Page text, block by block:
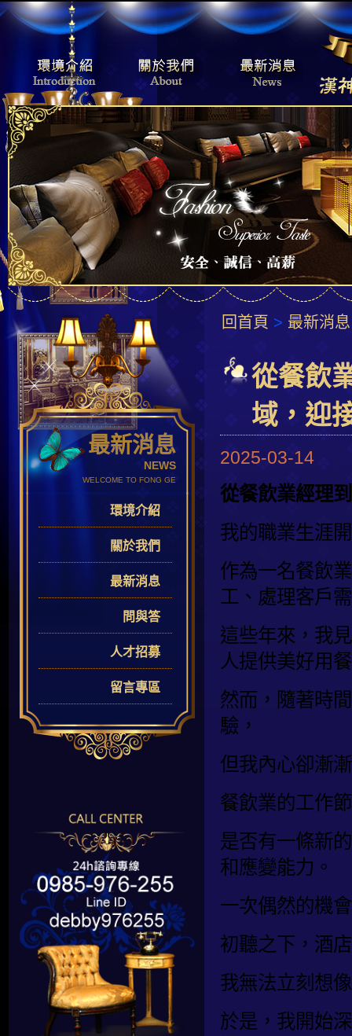
最新消息
NEWS
WELCOME TO FONG GE
環境介紹
關於我們
最新消息
問與答
人才招募
留言專區
回首頁 > 最新消息
從餐飲
域，迎
2025-03-14
從餐飲業經理
我的職業生涯
作為一名餐飲
工、處理客戶
這些年來，我
人提供美好用
然而，隨著時
驗，
但我內心卻漸
餐飲業的工作
是否有一條新
和應變能力。
一次偶然的機
初聽之下，酒
我無法立刻想
於是，我開始